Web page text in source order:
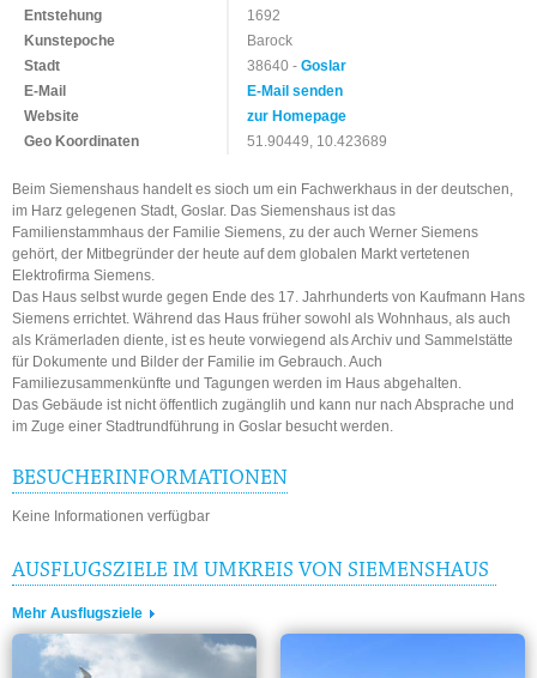
Entstehung
1692
Kunstepoche
Barock
Stadt
38640 -Goslar
E-Mail
E-Mail senden
Website
zur Homepage
Geo Koordinaten
51.90449, 10.423689
Beim Siemenshaus handelt es sioch um ein Fachwerkhaus in der deutschen,
im Harz gelegenen Stadt, Goslar. Das Siemenshaus ist das
Familienstammhaus der Familie Siemens, zu der auch Werner Siemens
gehört, der Mitbegründer der heute auf dem globalen Markt vertetenen
Elektrofirma Siemens.
Das Haus selbst wurde gegen Ende des 17. Jahrhunderts von Kaufmann Hans
Siemens errichtet. Während das Haus früher sowohl als Wohnhaus, als auch
als Krämerladen diente, ist es heute vorwiegend als Archiv und Sammelstätte
für Dokumente und Bilder der Familie im Gebrauch. Auch
Familiezusammenkünfte und Tagungen werden im Haus abgehalten.
Das Gebäude ist nicht öffentlich zugänglih und kann nur nach Absprache und
im Zuge einer Stadtrundführung in Goslar besucht werden.
BESUCHERINFORMATIONEN
Keine Informationen verfügbar
AUSFLUGSZIELE IM UMKREIS VON SIEMENSHAUS
Mehr Ausflugsziele